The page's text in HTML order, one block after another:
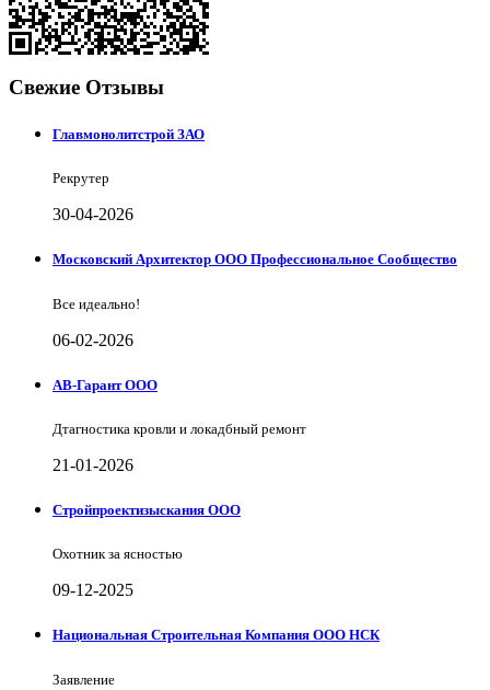
Свежие Отзывы
Главмонолитстрой ЗАО
Рекрутер
30-04-2026
Московский Архитектор ООО Профессиональное Сообщество
Все идеально!
06-02-2026
АВ-Гарант ООО
Дтагностика кровли и локадбный ремонт
21-01-2026
Стройпроектизыскания ООО
Охотник за ясностью
09-12-2025
Национальная Строительная Компания ООО НСК
Заявление